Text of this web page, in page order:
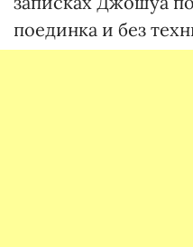
поединка и без